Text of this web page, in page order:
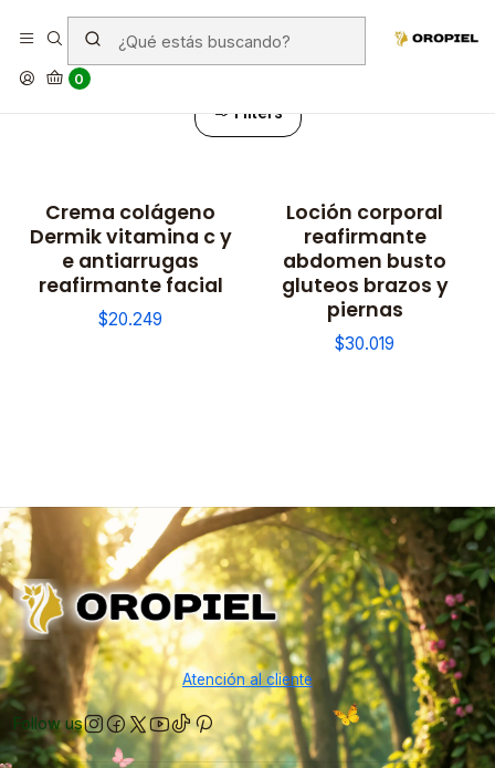
0
Lotions
Filters
Not available
Crema colágeno
Dermik vitamina c y
e antiarrugas
reafirmante facial
$20.249
Loción corporal
reafirmante
abdomen busto
gluteos brazos y
piernas
$30.019
Atención al cliente
Follow us